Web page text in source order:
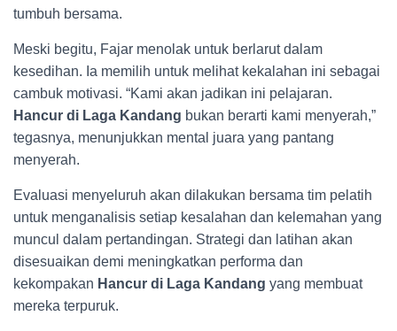
tumbuh bersama.
Meski begitu, Fajar menolak untuk berlarut dalam
kesedihan. Ia memilih untuk melihat kekalahan ini sebagai
cambuk motivasi. “Kami akan jadikan ini pelajaran.
Hancur di Laga Kandang bukan berarti kami menyerah,”
tegasnya, menunjukkan mental juara yang pantang
menyerah.
Evaluasi menyeluruh akan dilakukan bersama tim pelatih
untuk menganalisis setiap kesalahan dan kelemahan yang
muncul dalam pertandingan. Strategi dan latihan akan
disesuaikan demi meningkatkan performa dan
kekompakan Hancur di Laga Kandang yang membuat
mereka terpuruk.